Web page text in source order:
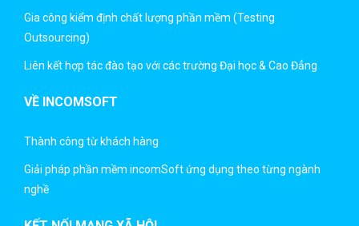
Gia công kiểm định chất lượng phần mềm (Testing
Outsourcing)
Liên kết hợp tác đào tạo với các trường Đại học & Cao Đẳng
VỀ INCOMSOFT
Thành công từ khách hàng
Giải pháp phần mềm incomSoft ứng dụng theo từng ngành
nghề